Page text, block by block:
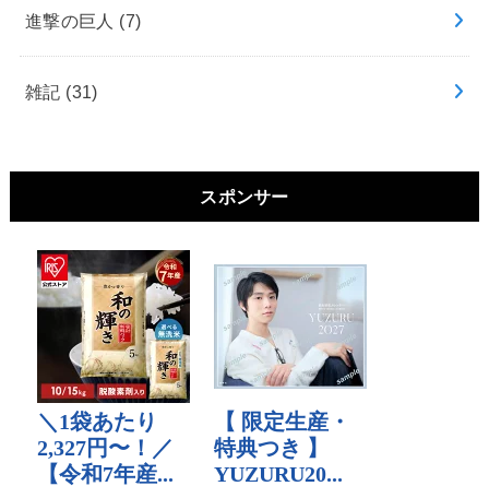
進撃の巨人 (7)
雑記 (31)
スポンサー